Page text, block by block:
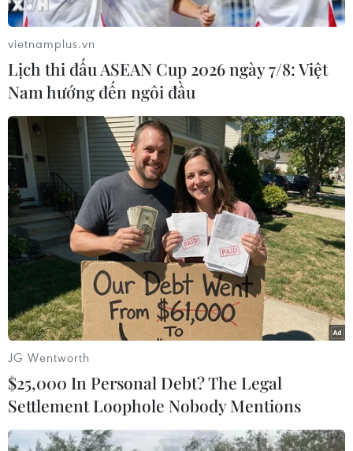
và đang dự kiến sẽ bán tiếp những phần đất
khác ở đây.
Theo người phát ngôn của Phong trào biểu tình,
chi phí để duy trì và quản lý chiến dịch đóng
cửa thủ đô Bangkok đã tăng lên gấp nhiều lần
kể từ ngày 13/1 đến nay.
Ông này thừa nhận Phong trào biểu tình đang
rất cần các chủ tư bản tài phiệt tài trợ.
Phong trào biểu tình thừa nhận họ đã đánh giá
sai tình hình khi cho rằng sẽ thúc ép được Thủ
tướng Yingluck Shinawtra sớm từ chức. Tuy
nhiên, thực tế lại không diễn ra như họ mong
muốn./.
vietnamplus.vn
Lịch thi đấu ASEAN Cup 2026 ngày 7/8: Việt
Nam hướng đến ngôi đầu
JG Wentworth
$25,000 In Personal Debt? The Legal
Settlement Loophole Nobody Mentions